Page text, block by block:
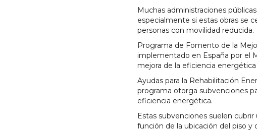
Muchas administraciones
especialmente si estas obras se
personas con movilidad reducida.
Programa de Fomento de la
implementado en España por el
mejora de la eficiencia
Ayudas para la Rehabilitación
programa otorga subvenciones
eficiencia energética.
Estas subvenciones suelen
función de la ubicación del piso y